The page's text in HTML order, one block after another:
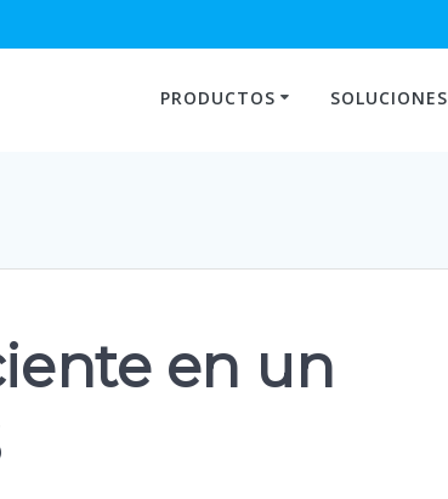
PRODUCTOS SOLUCIONES
en un